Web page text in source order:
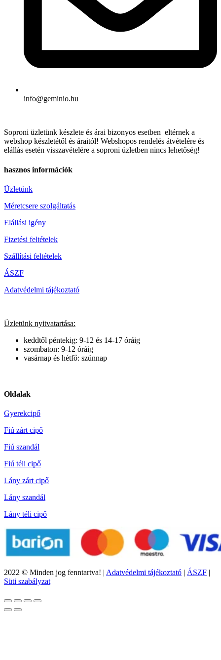
info@geminio.hu
Soproni üzletünk készlete és árai bizonyos esetben eltérnek a
webshop készletétől és áraitól! Webshopos rendelés átvételére és
elállás esetén visszavételére a soproni üzletben nincs lehetőség!
hasznos információk
Üzletünk
Méretcsere szolgáltatás
Elállási igény
Fizetési feltételek
Szállítási feltételek
ÁSZF
Adatvédelmi tájékoztató
Üzletünk nyitvatartása:
keddtől péntekig: 9-12 és 14-17 óráig
szombaton: 9-12 óráig
vasárnap és hétfő: szünnap
Oldalak
Gyerekcipő
Fiú zárt cipő
Fiú szandál
Fiú téli cipő
Lány zárt cipő
Lány szandál
Lány téli cipő
2022 © Minden jog fenntartva! | Adatvédelmi tájékoztató | ÁSZF |
Süti szabályzat